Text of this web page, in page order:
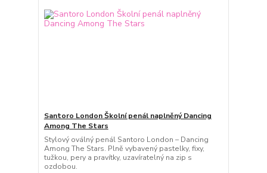
Santoro London Školní penál naplněný Dancing
Among The Stars
Stylový oválný penál Santoro London – Dancing
Among The Stars. Plně vybavený pastelky, fixy,
tužkou, pery a pravítky, uzavíratelný na zip s
ozdobou.